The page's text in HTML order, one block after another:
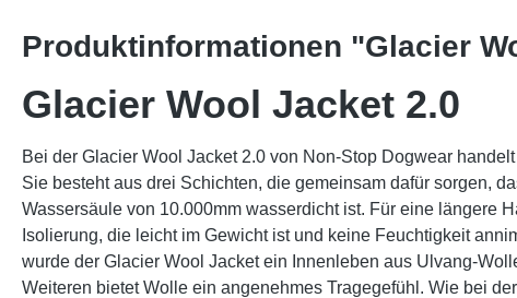
Produktinformationen "Glacier
Glacier Wool Jacket 2.0
Bei der Glacier Wool Jacket 2.0 von Non-Stop Dogwear
Sie besteht aus drei Schichten, die gemeinsam dafür sorgen,
Wassersäule von 10.000mm wasserdicht ist. Für eine längere
Isolierung, die leicht im Gewicht ist und keine Feuchtigkeit
wurde der Glacier Wool Jacket ein Innenleben aus Ulvang-
Weiteren bietet Wolle ein angenehmes Tragegefühl. Wie bei